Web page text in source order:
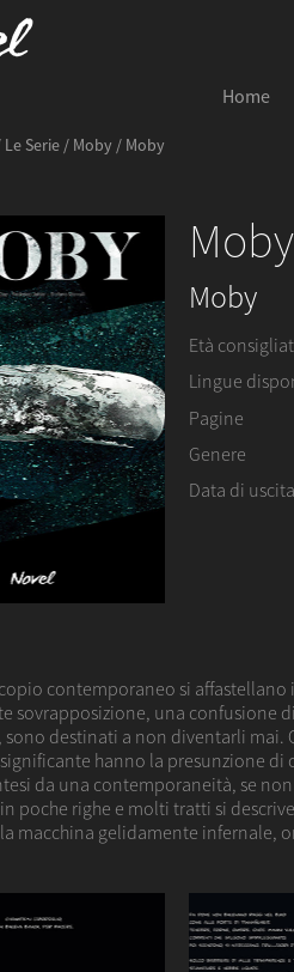
Home
Le Serie/ Moby / Moby
Moby
Moby
Età
Lingue
Pagine
Genere
Data di uscita
contemporaneo si
sovrapposizione, una
sono destinati a non diventarli
hanno la presunzione
da una contemporaneità, se
poche righe e molti tratti si
macchina gelidamente infernale,